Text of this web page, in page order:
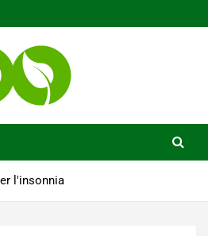
l'insonnia